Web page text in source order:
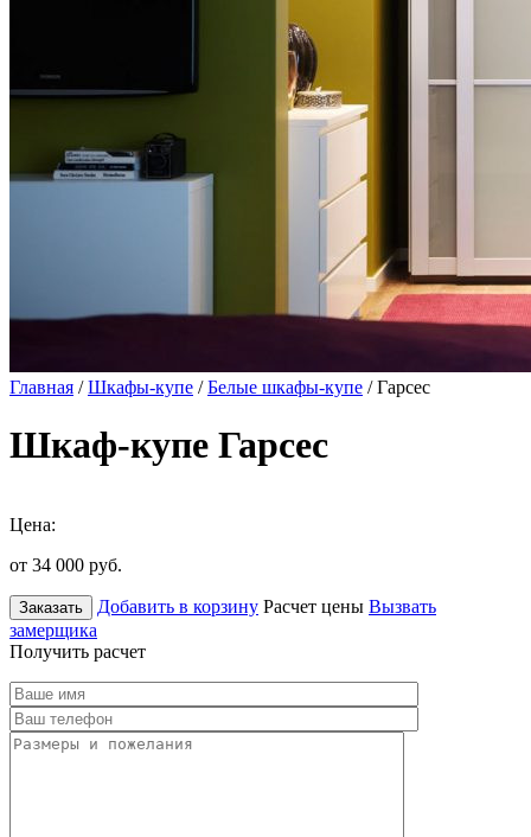
Главная /Шкафы-купе /Белые шкафы-купе / Гарсес
Шкаф-купе Гарсес
Цена:
от 34 000 руб.
Заказать Добавить в корзину Расчет цены Вызвать
замерщика
Получить расчет